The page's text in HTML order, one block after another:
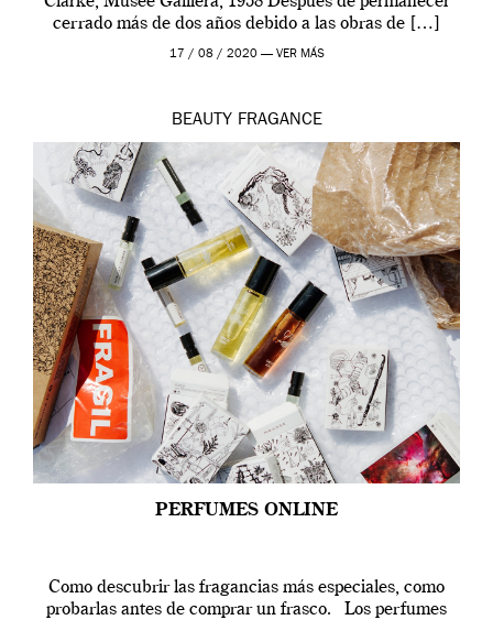
cerrado más de dos años debido a las obras de […]
17 / 08 / 2020 — VER MÁS
BEAUTY FRAGANCE
PERFUMES ONLINE
Como descubrir las fragancias más especiales, como
probarlas antes de comprar un frasco. Los perfumes